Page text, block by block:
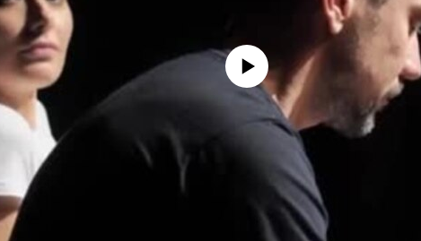
No media source currently available